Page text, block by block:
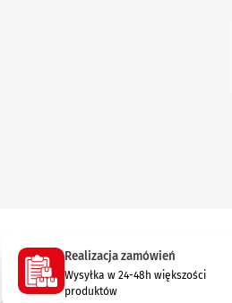
Realizacja zamówień
Wysyłka w 24-48h większości
produktów